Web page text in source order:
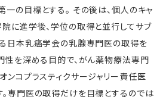
の目標とする。 その後は、個人のキャ
に進学後、学位の取得と並行してサブ
日本乳癌学会の乳腺専門医の取得を
性を深める目的で、がん薬物療法専門
ンコプラスティクサージャリー責任医
専門医の取得だけを目標とするのでは